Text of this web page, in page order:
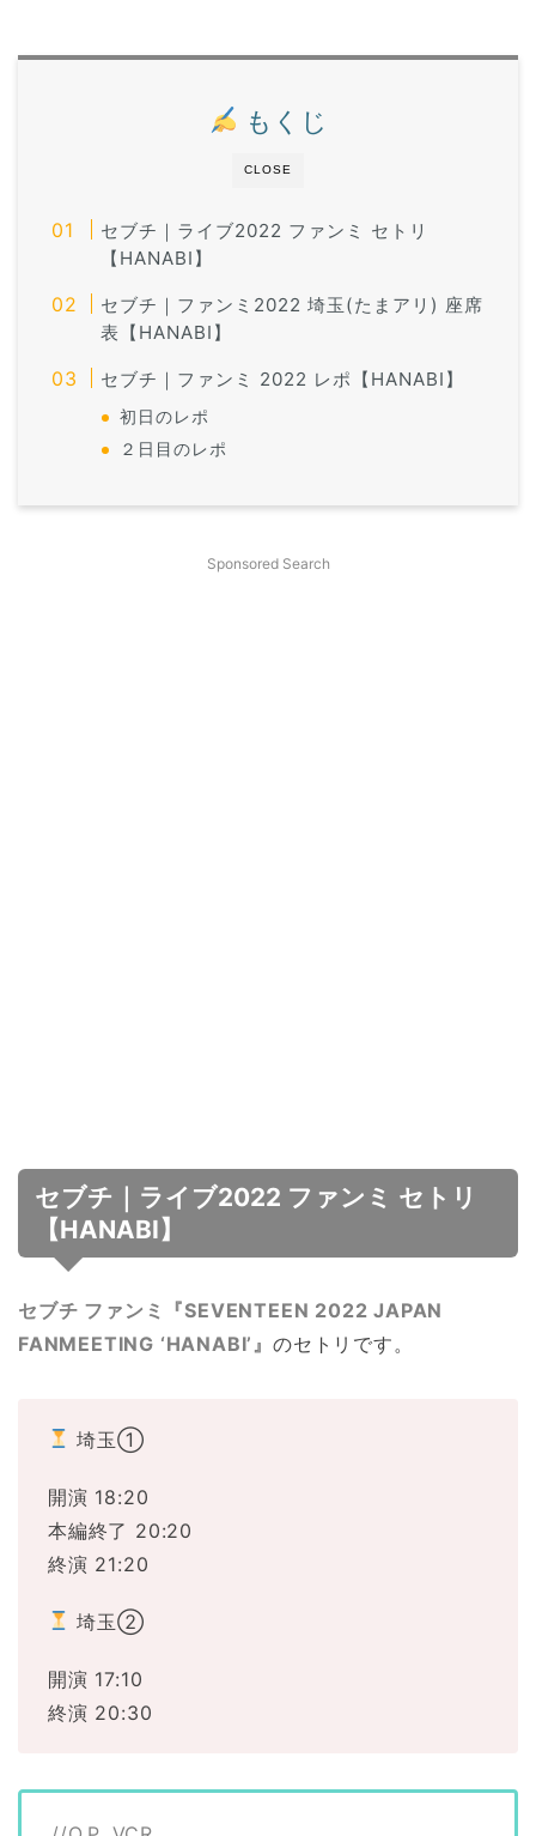
CLOSE
もくじ
セブチ｜ライブ2022 ファンミ セトリ
【HANABI】
セブチ｜ファンミ2022 埼玉(たまアリ) 座席
表【HANABI】
セブチ｜ファンミ 2022 レポ【HANABI】
初日のレポ
２日目のレポ
Sponsored Search
セブチ｜ライブ2022 ファンミ セトリ
【HANABI】
セブチ ファンミ『SEVENTEEN 2022 JAPAN
FANMEETING ‘HANABI’』のセトリです。
埼玉①
開演 18:20
本編終了 20:20
終演 21:20
埼玉②
開演 17:10
終演 20:30